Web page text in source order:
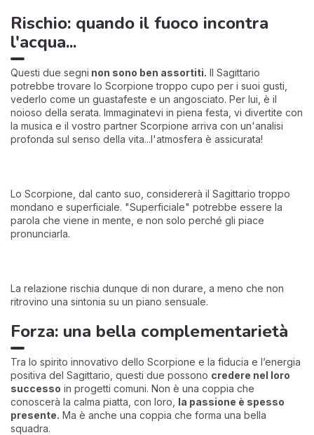
Rischio: quando il fuoco incontra
l'acqua...
Questi due segni non sono ben assortiti. Il Sagittario
potrebbe trovare lo Scorpione troppo cupo per i suoi gusti,
vederlo come un guastafeste e un angosciato. Per lui, è il
noioso della serata. Immaginatevi in piena festa, vi divertite con
la musica e il vostro partner Scorpione arriva con un'analisi
profonda sul senso della vita...l'atmosfera è assicurata!
Lo Scorpione, dal canto suo, considererà il Sagittario troppo
mondano e superficiale. "Superficiale" potrebbe essere la
parola che viene in mente, e non solo perché gli piace
pronunciarla.
La relazione rischia dunque di non durare, a meno che non
ritrovino una sintonia su un piano sensuale.
Forza: una bella complementarietà
Tra lo spirito innovativo dello Scorpione e la fiducia e l’energia
positiva del Sagittario, questi due possono credere nel loro
successo in progetti comuni. Non è una coppia che
conoscerà la calma piatta, con loro, la passione è spesso
presente. Ma è anche una coppia che forma una bella
squadra.